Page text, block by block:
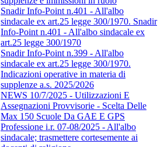
Snadir Info-Point n.401 - All'albo
sindacale ex art.25 legge 300/1970. Snadir
Info-Point n.401 - All'albo sindacale ex
art.25 legge 300/1970
Snadir Info-Point n.399 - All'albo
sindacale ex art.25 legge 300/1970.
Indicazioni operative in materia di
supplenze a.s. 2025/2026
NEWS 10/7/2025 - Utilizzazioni E
Assegnazioni Provvisorie - Scelta Delle
Max 150 Scuole Da GAE E GPS
Professione i.r. 07-08/2025 - All'albo
sindacale; trasmettere cortesemente ai